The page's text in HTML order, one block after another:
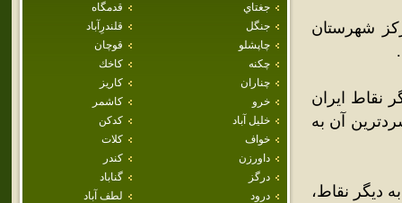
جغتاي
قدمگاه
جنگل
قلندرِآباد
چاپشلو
قوچان
چکنه
كاخك
چناران
كاريز
خرو
كاشمر
خليل آباد
كدكن
خواف
كلات
داورزن
كندر
درگز
گناباد
درود
لطف آباد
شهرستان
نقاط ايران
آن گاهي به 45 درجه و سردترين آن به
ديگر نقاط،